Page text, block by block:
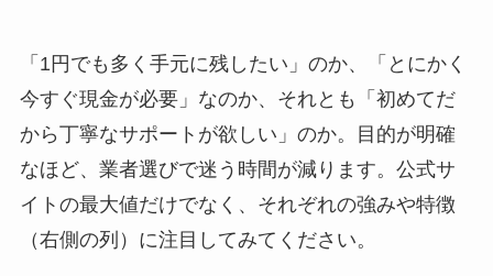
「1円でも多く手元に残したい」のか、「とにかく
今すぐ現金が必要」なのか、それとも「初めてだ
から丁寧なサポートが欲しい」のか。目的が明確
なほど、業者選びで迷う時間が減ります。公式サ
イトの最大値だけでなく、それぞれの強みや特徴
（右側の列）に注目してみてください。